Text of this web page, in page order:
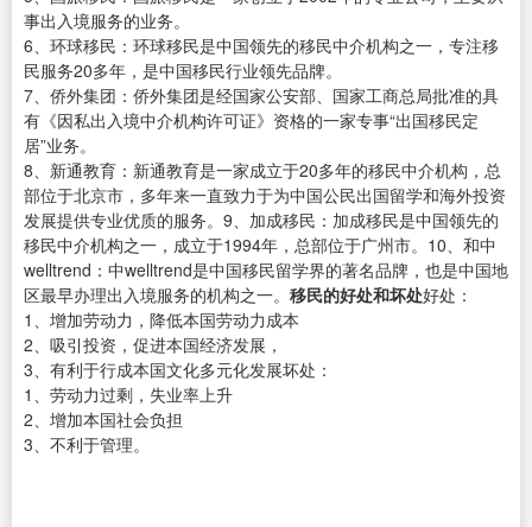
事出入境服务的业务。
6、环球移民：环球移民是中国领先的移民中介机构之一，专注移
民服务20多年，是中国移民行业领先品牌。
7、侨外集团：侨外集团是经国家公安部、国家工商总局批准的具
有《因私出入境中介机构许可证》资格的一家专事“出国移民定
居”业务。
8、新通教育：新通教育是一家成立于20多年的移民中介机构，总
部位于北京市，多年来一直致力于为中国公民出国留学和海外投资
发展提供专业优质的服务。9、加成移民：加成移民是中国领先的
移民中介机构之一，成立于1994年，总部位于广州市。10、和中
welltrend：中welltrend是中国移民留学界的著名品牌，也是中国地
区最早办理出入境服务的机构之一。 移民的好处和坏处好处：
1、增加劳动力，降低本国劳动力成本
2、吸引投资，促进本国经济发展，
3、有利于行成本国文化多元化发展坏处：
1、劳动力过剩，失业率上升
2、增加本国社会负担
3、不利于管理。